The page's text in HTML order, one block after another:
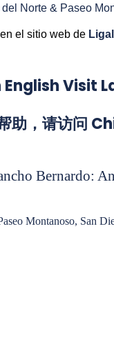
Norte & Paseo
el sitio web de
English Visit
助，请访问
Bernardo:
Montanoso, San